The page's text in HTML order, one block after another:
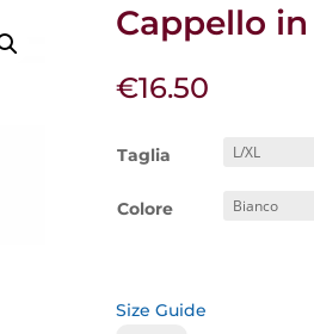
Cappello
€16.50
Taglia
Colore
Size Guide